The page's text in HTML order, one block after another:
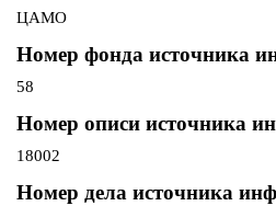
ЦАМО
Номер фонда источника
58
Номер описи источника
18002
Номер дела источника